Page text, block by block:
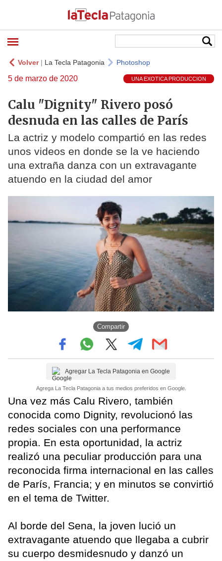
Volver| La Tecla Patagonia Photoshop
5 de marzo de 2020 UNA EXOTICA PRODUCCION
Calu "Dignity" Rivero posó
desnuda en las calles de París
La actriz y modelo compartió en las redes
unos videos en donde se la ve haciendo
una extraña danza con un extravagante
atuendo en la ciudad del amor
Compartir
Agregar La Tecla Patagonia en Google
Agrega La Tecla Patagonia a tus medios preferidos en Google.
Una vez más Calu Rivero, también
conocida como Dignity, revolucionó las
redes sociales con una performance
propia. En esta oportunidad, la actriz
realizó una peculiar producción para una
reconocida firma internacional en las calles
de París, Francia; y en minutos se convirtió
en el tema de Twitter.
Al borde del Sena, la joven lució un
extravagante atuendo que llegaba a cubrir
su cuerpo desmidesnudo y danzó un